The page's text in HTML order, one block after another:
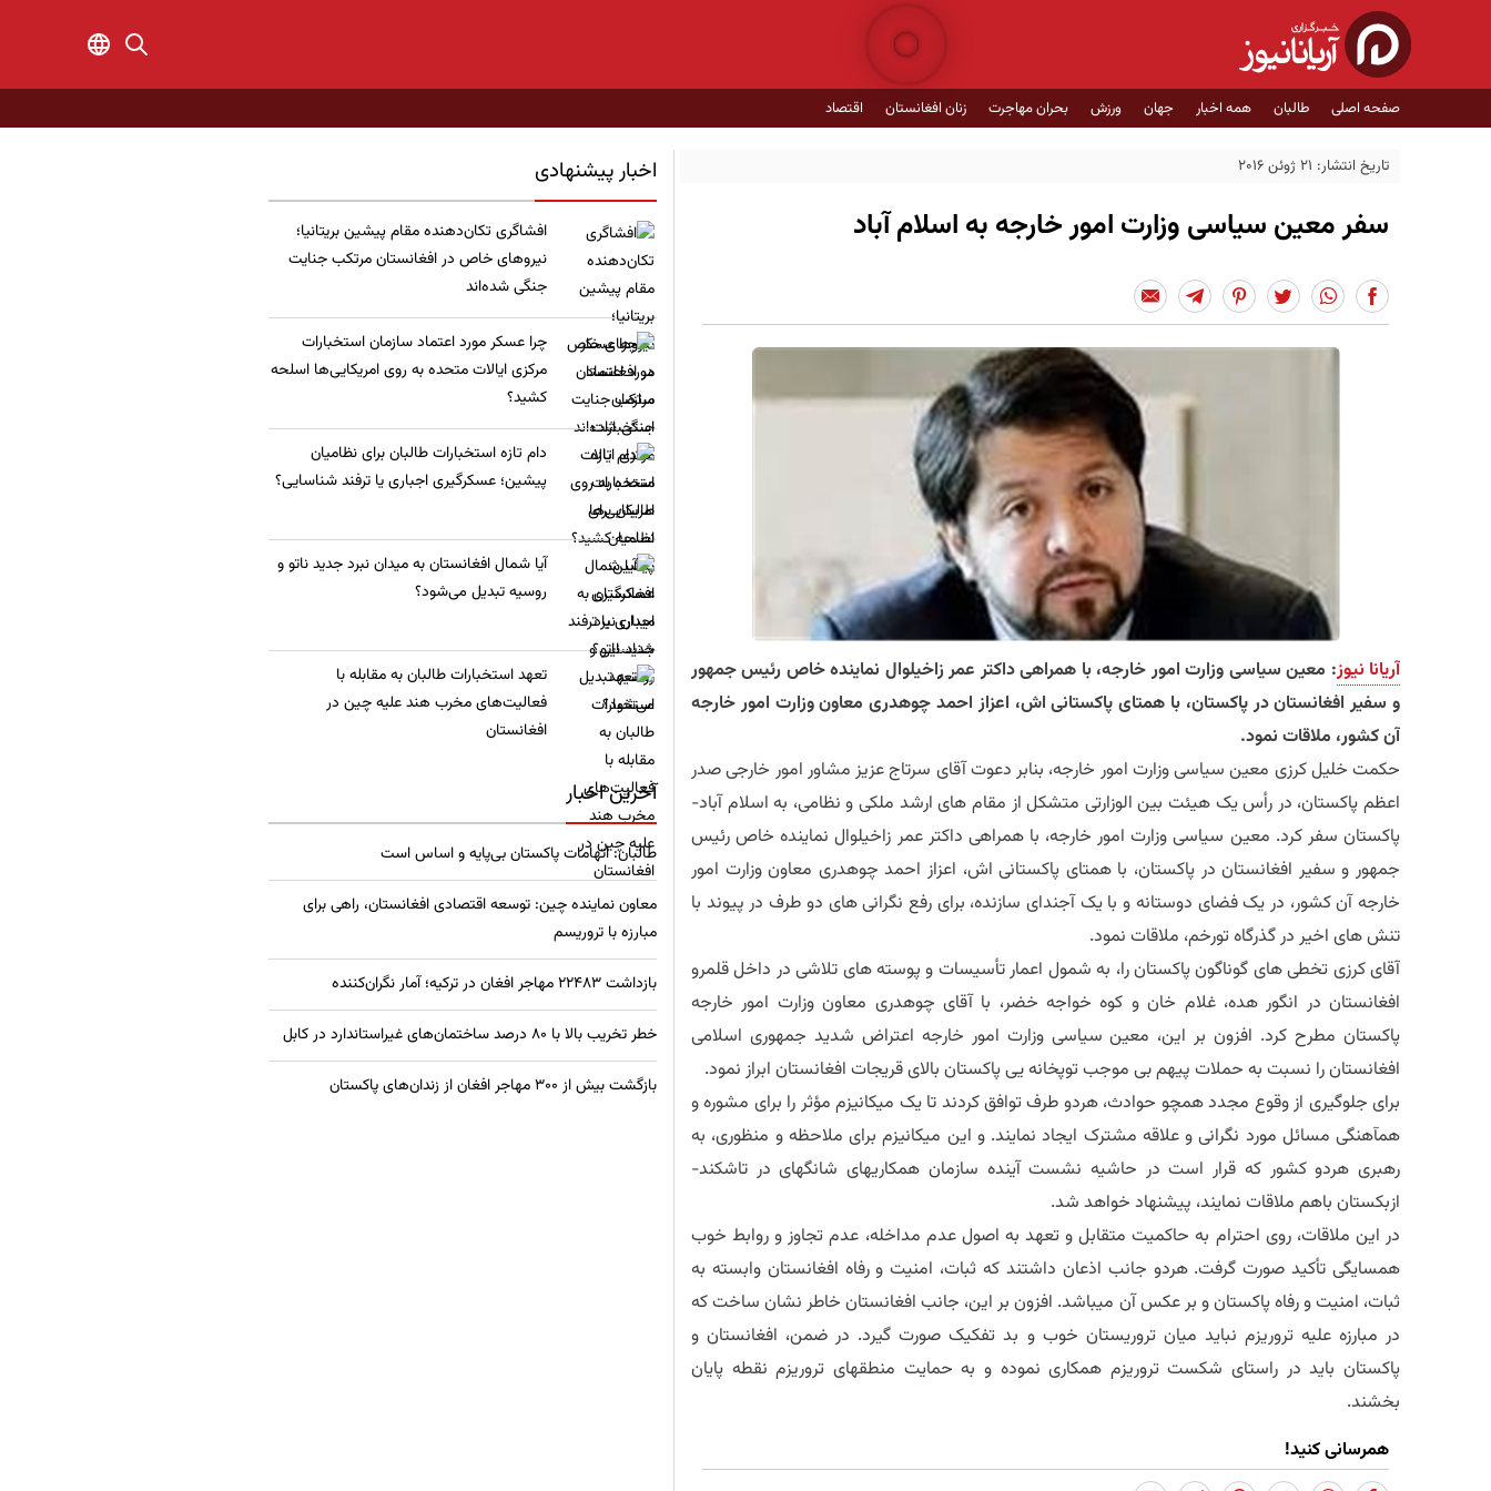
صفحه اصلی طالبان همه اخبار جهان ورزش بحران مهاجرت زنان افغانستان اقتصاد
تاریخ انتشار: 21 ژوئن 2016
سفر معین سیاسی وزارت امور خارجه به اسلام آباد
آریانا نیوز: معین سیاسی وزارت امور خارجه، با همراهی داکتر عمر زاخیلوال نماینده خاص رئیس جمهور
و سفیر افغانستان در پاکستان، با همتای پاکستانی اش، اعزاز احمد چوهدری معاون وزارت امور خارجه
آن کشور، ملاقات نمود.
حکمت خلیل کرزی معین سیاسی وزارت امور خارجه، بنابر دعوت آقای سرتاج عزیز مشاور امور خارجی صدر
اعظم پاکستان، در رأس یک هیئت بین الوزارتی متشکل از مقام های ارشد ملکی و نظامی، به اسلام آباد-
پاکستان سفر کرد. معین سیاسی وزارت امور خارجه، با همراهی داکتر عمر زاخیلوال نماینده خاص رئیس
جمهور و سفیر افغانستان در پاکستان، با همتای پاکستانی اش، اعزاز احمد چوهدری معاون وزارت امور
خارجه آن کشور، در یک فضای دوستانه و با یک آجندای سازنده، برای رفع نگرانی های دو طرف در پیوند با
تنش های اخیر در گذرگاه تورخم، ملاقات نمود.
آقای کرزی تخطی های گوناگون پاکستان را، به شمول اعمار تأسیسات و پوسته های تلاشی در داخل قلمرو
افغانستان در انگور هده، غلام خان و کوه خواجه خضر، با آقای چوهدری معاون وزارت امور خارجه
پاکستان مطرح کرد. افزون بر این، معین سیاسی وزارت امور خارجه اعتراض شدید جمهوری اسلامی
افغانستان را نسبت به حملات پیهم بی موجب توپخانه یی پاکستان بالای قریجات افغانستان ابراز نمود.
برای جلوگیری از وقوع مجدد همچو حوادث، هردو طرف توافق کردند تا یک میکانیزم مؤثر را برای مشوره و
همآهنگی مسائل مورد نگرانی و علاقه مشترک ایجاد نمایند. و این میکانیزم برای ملاحظه و منظوری، به
رهبری هردو کشور که قرار است در حاشیه نشست آینده سازمان همکاری‏های شانگهای در تاشکند-
ازبکستان باهم ملاقات نمایند، پیشنهاد خواهد شد.
در این ملاقات، روی احترام به حاکمیت متقابل و تعهد به اصول عدم مداخله، عدم تجاوز و روابط خوب
همسایگی تأکید صورت گرفت. هردو جانب اذعان داشتند که ثبات، امنیت و رفاه افغانستان وابسته به
ثبات، امنیت و رفاه پاکستان و بر عکس آن میباشد. افزون بر این، جانب افغانستان خاطر نشان ساخت که
در مبارزه علیه تروریزم نباید میان تروریستان خوب و بد تفکیک صورت گیرد. در ضمن، افغانستان و
پاکستان باید در راستای شکست تروریزم همکاری نموده و به حمایت منطقه‏ای تروریزم نقطه پایان
بخشند.
همرسانی کنید!
اخبار پیشنهادی
​افشاگری تکان‌دهنده مقام پیشین بریتانیا؛
نیروهای خاص در افغانستان مرتکب جنایت
جنگی شده‌اند
چرا عسکر مورد اعتماد سازمان استخبارات
مرکزی ایالات متحده به روی امریکایی‌ها اسلحه
کشید؟
​دام تازه استخبارات طالبان برای نظامیان
پیشین؛ عسکرگیری اجباری یا ترفند شناسایی؟
​آیا شمال افغانستان به میدان نبرد جدید ناتو و
روسیه تبدیل می‌شود؟
تعهد استخبارات طالبان به مقابله با
فعالیت‌های مخرب هند علیه چین در
افغانستان
آخرین اخبار
طالبان: اتهامات پاکستان بی‌پایه و اساس است
معاون نماینده چین: توسعه اقتصادی افغانستان، راهی برای
مبارزه با تروریسم
بازداشت ۲۲۴۸۳ مهاجر افغان در ترکیه؛ آمار نگران‌کننده
خطر تخریب بالا با ۸۰ درصد ساختمان‌های غیراستاندارد در کابل
بازگشت بیش از ۳۰۰ مهاجر افغان از زندان‌های پاکستان